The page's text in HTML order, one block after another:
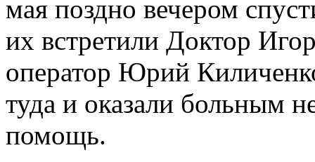
мая поздно вечером
их встретили Доктор
оператор Юрий
туда и оказали больным
помощь.